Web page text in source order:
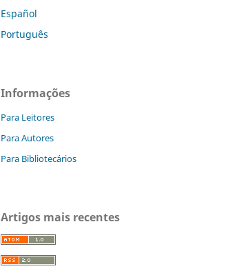
Español
Português
Informações
Para Leitores
Para Autores
Para Bibliotecários
Artigos mais recentes